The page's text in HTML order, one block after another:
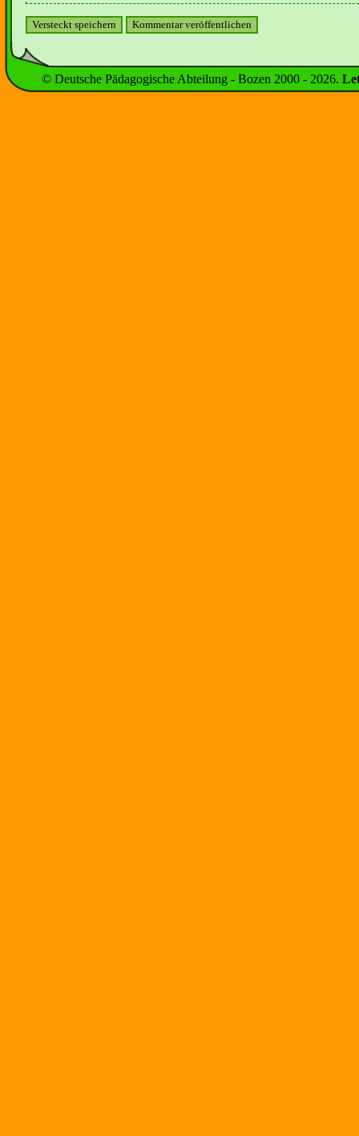
© Deutsche Pädagogische Abteilung - Bozen 2000 - 2026.